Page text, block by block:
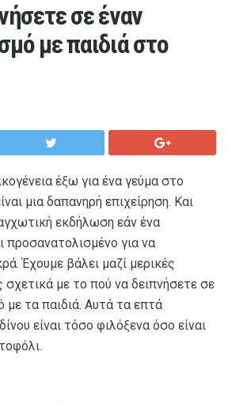
σε έναν
με παιδιά στο
έξω για ένα γεύμα στο
μια δαπανηρή επιχείρηση. Και
εκδήλωση εάν ένα
προσανατολισμένο για να
Έχουμε βάλει μαζί μερικές
σχετικά με το πού να δειπνήσετε σε
με τα παιδιά. Αυτά τα επτά
είναι τόσο φιλόξενα όσο είναι